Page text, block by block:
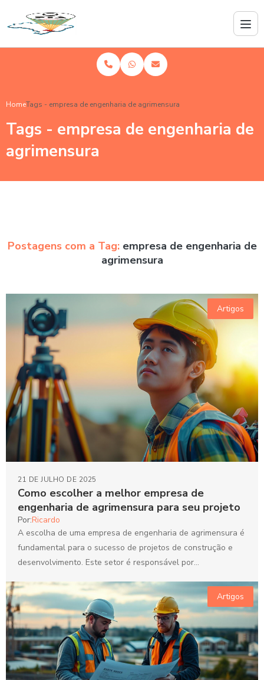
HomeTags - empresa de engenharia de agrimensura
Tags - empresa de engenharia de
agrimensura
Postagens com a Tag: empresa de engenharia de
agrimensura
Artigos
Como escolher a melhor empresa de
engenharia de agrimensura para seu projeto
21 DE JULHO DE 2025
Por:Ricardo
A escolha de uma empresa de engenharia de agrimensura é
fundamental para o sucesso de projetos de construção e
desenvolvimento. Este setor é responsável por...
Artigos